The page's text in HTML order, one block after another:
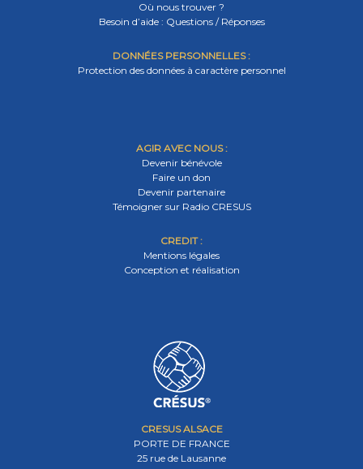
Où nous trouver ?
Besoin d’aide : Questions / Réponses
DONNÉES PERSONNELLES :
Protection des données à caractère personnel
AGIR AVEC NOUS :
Devenir bénévole
Faire un don
Devenir partenaire
Témoigner sur Radio CRESUS
CREDIT :
Mentions légales
Conception et réalisation
CRESUS ALSACE
PORTE DE FRANCE
25 rue de Lausanne